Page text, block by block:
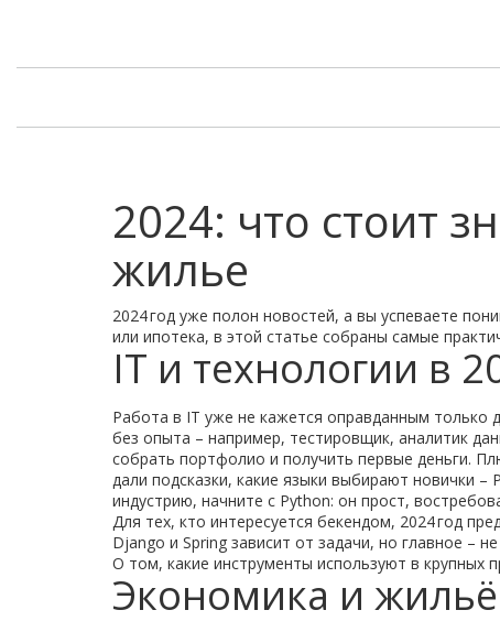
2024: что стоит
жилье
2024 год уже полон новостей, а вы успеваете
или ипотека, в этой статье собраны самые
IT и технологии в
Работа в IT уже не кажется оправданным только
без опыта – например, тестировщик, аналитик
собрать портфолио и получить первые деньги.
дали подсказки, какие языки выбирают новички –
индустрию, начните с Python: он прост,
Для тех, кто интересуется бекендом, 2024 год
Django и Spring зависит от задачи, но главное –
О том, какие инструменты используют в крупных
Экономика и